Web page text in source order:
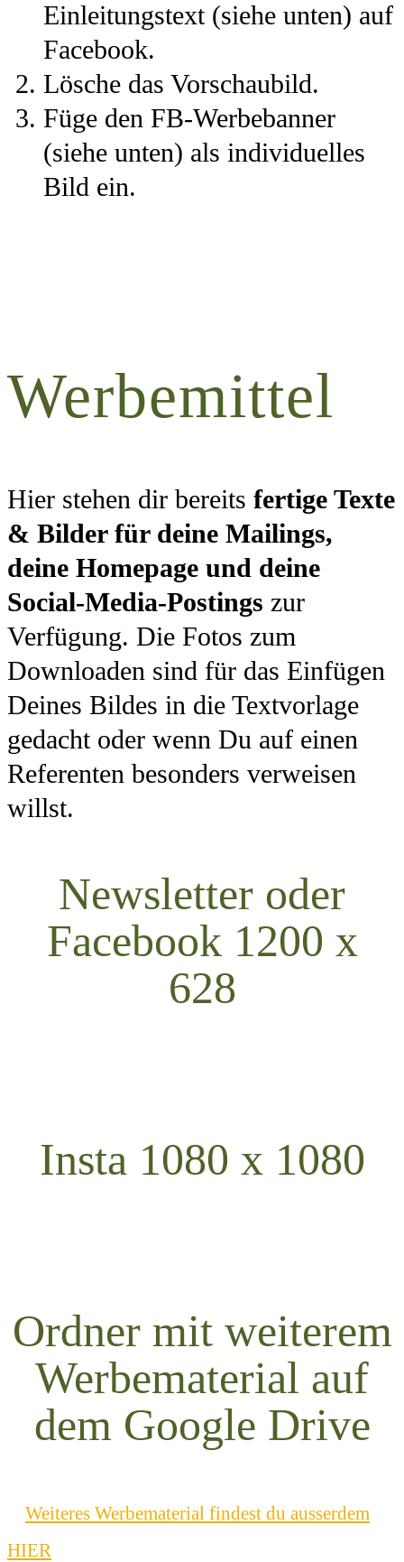
Einleitungstext (siehe unten) auf
Facebook.
Lösche das Vorschaubild.
Füge den FB-Werbebanner
(siehe unten) als individuelles
Bild ein.
Werbemittel
Hier stehen dir bereits fertige Texte
& Bilder für deine Mailings,
deine Homepage und deine
Social-Media-Postings zur
Verfügung. Die Fotos zum
Downloaden sind für das Einfügen
Deines Bildes in die Textvorlage
gedacht oder wenn Du auf einen
Referenten besonders verweisen
willst.
Newsletter oder
Facebook 1200 x
628
Insta 1080 x 1080
Ordner mit weiterem
Werbematerial auf
dem Google Drive
Weiteres Werbematerial findest du ausserdem
HIER